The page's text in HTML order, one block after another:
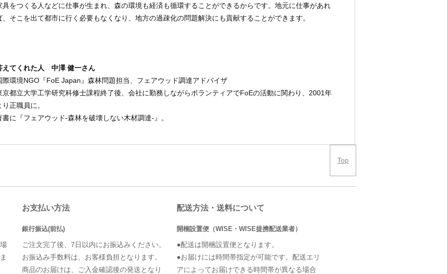
具をつくる人などに仕事が生まれ、森の環境も経済も循環することができるからです。地元に仕事があれ
、そこを出て都市に行く必要もなくなり、地方の過疎化の問題解決にも貢献することができます。
えてくれた人 中澤 健一さん
際環境NGO『FoE Japan』森林問題担当、フェアウッド調達アドバイザ
京都立大学工学研究科修士課程終了後、会社に勤務しながらボランティアでFoEの活動に関わり、2001年
り正職員に。
書に『フェアウッド-森林を破壊しない木材調達-』。
Top
お支払い方法
銀行振込(前払)
ご注文完了後、7日以内にお振込みください。
お振込み手数料は、お客様負担となります。
商品のお届けは、ご入金確認後の発送となり
配送方法・送料について
開梱設置便（WISE・WISE提携配送業者）
●配送は開梱設置便となります。
●お届けには時間帯指定が可能です。配送エリ
アによってお届けできる時間帯が異なる場合